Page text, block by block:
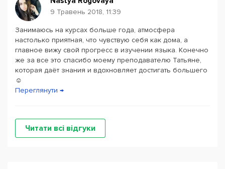
9 Травень 2018, 11:39
Занимаюсь на курсах больше года, атмосфера
настолько приятная, что чувствую себя как дома, а
главное вижу свой прогресс в изучении языка. Конечно
же за все это спасибо моему преподавателю Татьяне,
которая даёт знания и вдохновляет достигать большего
☺️
Переглянути →
Читати всі відгуки